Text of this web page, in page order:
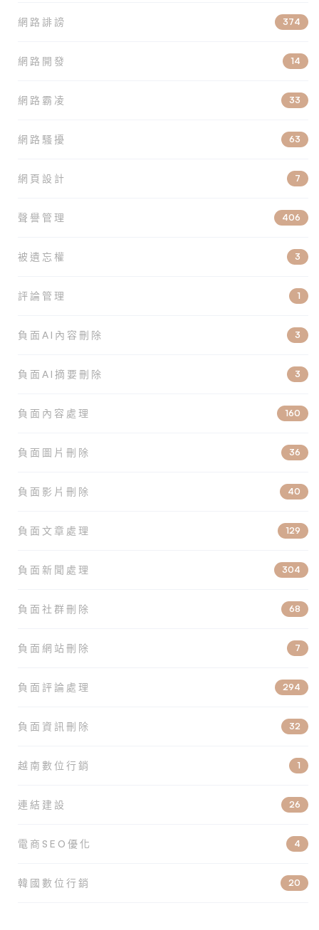
網路誹謗 374
網路開發 14
網路霸凌 33
網路騷擾 63
網頁設計 7
聲譽管理 406
被遺忘權 3
評論管理 1
負面AI內容刪除 3
負面AI摘要刪除 3
負面內容處理 160
負面圖片刪除 36
負面影片刪除 40
負面文章處理 129
負面新聞處理 304
負面社群刪除 68
負面網站刪除 7
負面評論處理 294
負面資訊刪除 32
越南數位行銷 1
連結建設 26
電商SEO優化 4
韓國數位行銷 20